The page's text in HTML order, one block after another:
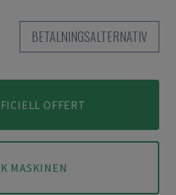
BETALNINGSALTERNATIV
OFFERT
MASKINEN